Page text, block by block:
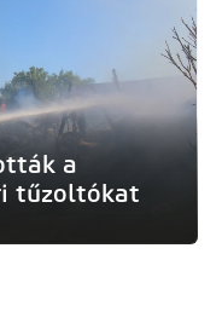
a
tűzoltókat